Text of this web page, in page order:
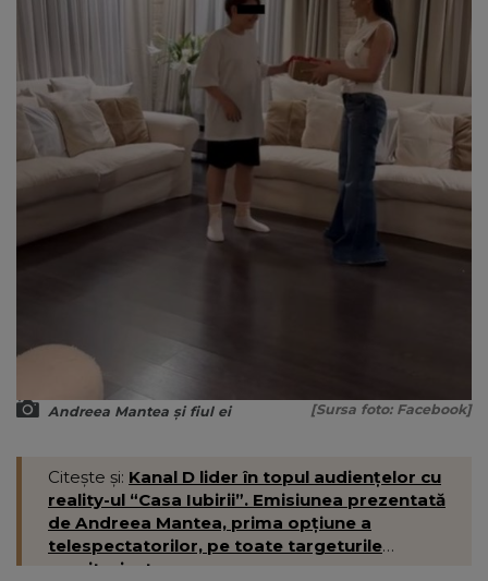
Andreea Mantea și fiul ei [Sursa foto: Facebook]
Citește și: Kanal D lider în topul audiențelor cu
reality-ul “Casa Iubirii”. Emisiunea prezentată
de Andreea Mantea, prima opţiune a
telespectatorilor, pe toate targeturile
monitorizate